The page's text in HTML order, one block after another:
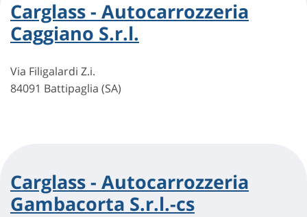
Carglass - Autocarrozzeria
Caggiano S.r.l.
Via Filigalardi Z.i.
84091 Battipaglia (SA)
Carglass - Autocarrozzeria
Gambacorta S.r.l.-cs